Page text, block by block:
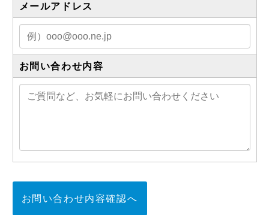
メールアドレス
お問い合わせ内容
お問い合わせ内容確認へ